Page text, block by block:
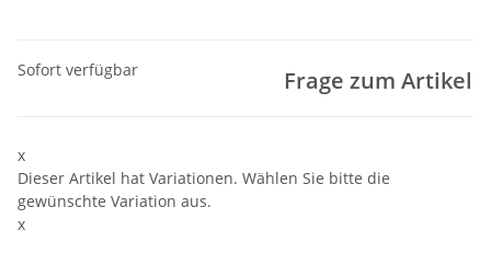
Sofort verfügbar Frage zum Artikel
x
Dieser Artikel hat Variationen. Wählen Sie bitte die
gewünschte Variation aus.
x